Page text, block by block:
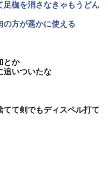
枷を消さなきゃもうどん
の方が遥かに使える
とか
追いついたな
て剣でもディスペル打て